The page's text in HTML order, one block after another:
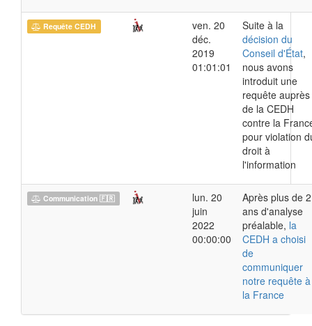
Requête CEDH
ven. 20
déc.
2019
01:01:01
Suite à la
décision du
Conseil d'État,
nous avons
introduit une
requête auprès
de la CEDH
contre la
pour violation
droit à
l'information
Communication 🇫🇷
lun. 20
juin
2022
00:00:00
Après plus de 2
ans d'analyse
préalable, la
CEDH a choisi
de
communiquer
notre requête à
la France